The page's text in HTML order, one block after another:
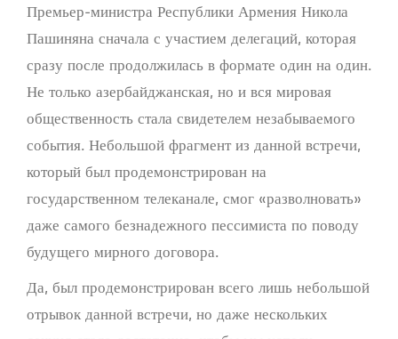
Премьер-министра Республики Армения Никола
Пашиняна сначала с участием делегаций, которая
сразу после продолжилась в формате один на один.
Не только азербайджанская, но и вся мировая
общественность стала свидетелем незабываемого
события. Небольшой фрагмент из данной встречи,
который был продемонстрирован на
государственном телеканале, смог «разволновать»
даже самого безнадежного пессимиста по поводу
будущего мирного договора.
Да, был продемонстрирован всего лишь небольшой
отрывок данной встречи, но даже нескольких